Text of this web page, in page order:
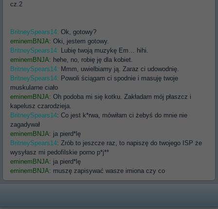
cz.2
BritneySpears14: Ok, gotowy?
eminemBNJA: Oki, jestem gotowy.
BritneySpears14: Lubię twoją muzykę Em… hihi.
eminemBNJA: hehe, no, robię ję dla kobiet.
BritneySpears14: Mmm, uwielbiamy ją. Zaraz ci udowodnię.
BritneySpears14: Powoli ściągam ci spodnie i masuję twoje
muskularne ciało
eminemBNJA: Oh podoba mi się kotku. Zakładam mój płaszcz i
kapelusz czarodzieja.
BritneySpears14: Co jest k*rwa, mówiłam ci żebyś do mnie nie
zagadywał
eminemBNJA: ja pierd*lę
BritneySpears14: Zrób to jeszcze raz, to napiszę do twojego ISP że
wysyłasz mi pedofilskie porno p*j**
eminemBNJA: ja pierd*lę
eminemBNJA: muszę zapisywać wasze imiona czy co